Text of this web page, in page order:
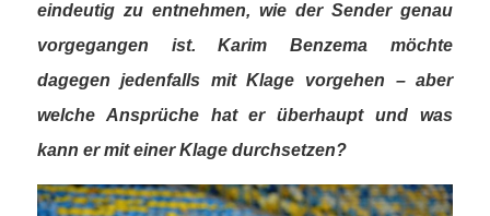
eindeutig zu entnehmen, wie der Sender genau
vorgegangen ist. Karim Benzema möchte
dagegen jedenfalls mit Klage vorgehen – aber
welche Ansprüche hat er überhaupt und was
kann er mit einer Klage durchsetzen?